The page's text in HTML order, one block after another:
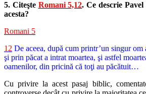
5. Citeşte Romani 5,12. Ce descrie
acesta?
Romani 5
12 De aceea, după cum printr’un singur
şi prin păcat a intrat moartea, şi astfel
oamenilor, din pricină că toţi au păcătuit…
Cu privire la acest pasaj biblic,